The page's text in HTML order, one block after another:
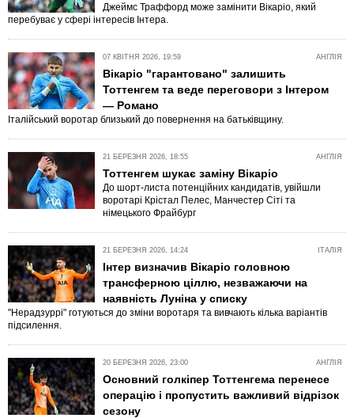
Джеймс Траффорд може замінити Вікаріо, який
перебуває у сфері інтересів Інтера.
АНГЛІЯ
07 КВІТНЯ 2026, 19:59
Вікаріо "гарантовано" залишить
Тоттенгем та веде переговори з Інтером
— Романо
Італійський воротар близький до повернення на батьківщину.
АНГЛІЯ
21 БЕРЕЗНЯ 2026, 18:55
Тоттенгем шукає заміну Вікаріо
До шорт-листа потенційних кандидатів, увійшли
воротарі Крістал Пелес, Манчестер Сіті та
німецького Фрайбург
ІТАЛІЯ
21 БЕРЕЗНЯ 2026, 14:24
Інтер визначив Вікаріо головною
трансферною ціллю, незважаючи на
наявність Луніна у списку
"Нерадзуррі" готуються до зміни воротаря та вивчають кілька варіантів
підсилення.
АНГЛІЯ
20 БЕРЕЗНЯ 2026, 23:00
Основний голкіпер Тоттенгема перенесе
операцію і пропустить важливий відрізок
сезону